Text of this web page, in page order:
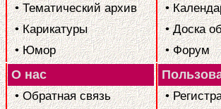
• Тематический архив
• Карикатуры
• Юмор
•
• Доска
• Форум
О нас
• Обратная связь
•